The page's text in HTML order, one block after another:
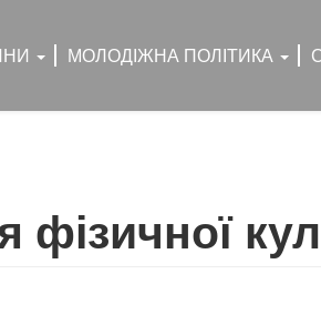
МОЛОДІЖНА ПОЛІТИКА